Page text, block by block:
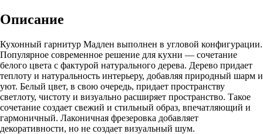
Описание
Кухонный гарнитур Мадлен выполнен в угловой конфигурации.
Популярное современное решение для кухни — сочетание
белого цвета с фактурой натурального дерева. Дерево придает
теплоту и натуральность интерьеру, добавляя природный шарм и
уют. Белый цвет, в свою очередь, придает пространству
светлоту, чистоту и визуально расширяет пространство. Такое
сочетание создает свежий и стильный образ, впечатляющий и
гармоничный. Лаконичная фрезеровка добавляет
декоративности, но не создает визуальный шум.